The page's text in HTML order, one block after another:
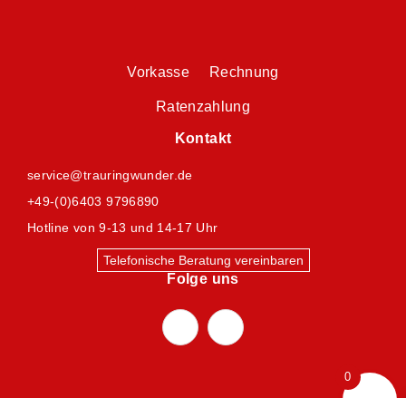
Vorkasse Rechnung
Ratenzahlung
Kontakt
service@trauringwunder.de
+49-(0)6403 9796890
Hotline von 9-13 und 14-17 Uhr
Telefonische Beratung vereinbaren
Folge uns
0